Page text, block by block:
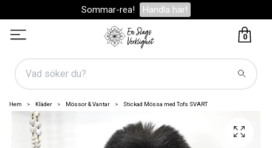
Sommar-rea! Handla här!
0
Hem Kläder Mössor & Vantar Stickad Mössa med Tofs SVART